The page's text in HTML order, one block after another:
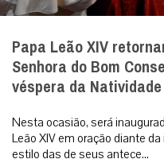
Papa Leão XIV
Senhora do Bom
véspera da
Nesta ocasião, será
Leão XIV em oração diante
estilo das de seus antece...